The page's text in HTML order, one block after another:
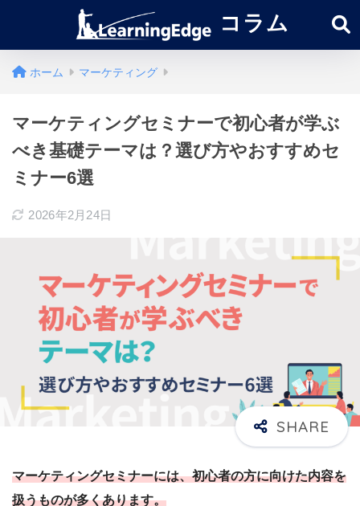
コラム
ホーム マーケティング
マーケティングセミナーで初心者が学ぶ
べき基礎テーマは？選び方やおすすめセ
ミナー6選
2026年2月24日
マーケティングセミナーには、初心者の方に向けた内容を
扱うものが多くあります。